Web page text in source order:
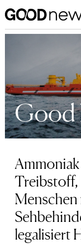
Good
Treibstoff,
legalisiert